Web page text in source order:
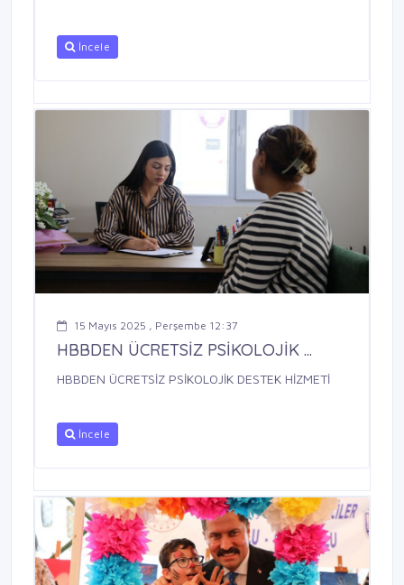
İncele
15 Mayıs 2025 , Perşembe 12:37
HBBDEN ÜCRETSİZ PSİKOLOJİK ...
HBBDEN ÜCRETSİZ PSİKOLOJİK DESTEK HİZMETİ
İncele